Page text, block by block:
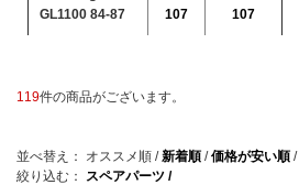
GL1100 84-87
107
107
119件の商品がございます。
並べ替え： オススメ順 /新着順 /価格が安い順 /
絞り込む： スペアパーツ /